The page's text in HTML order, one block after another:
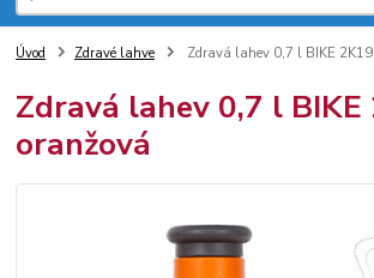
Úvod Zdravé lahve Zdravá lahev 0,7 l BIKE 2K19
Zdravá lahev 0,7 l BIKE
oranžová